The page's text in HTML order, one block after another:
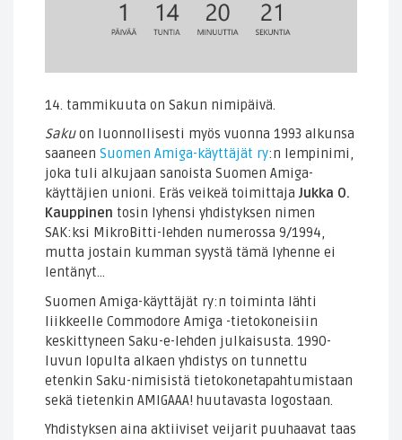
14. tammikuuta on Sakun nimipäivä.
Sakuon luonnollisesti myös vuonna 1993 alkunsa
saaneen Suomen Amiga-käyttäjät ry:n lempinimi,
joka tuli alkujaan sanoista Suomen Amiga-
käyttäjien unioni. Eräs veikeä toimittaja Jukka O.
Kauppinen tosin lyhensi yhdistyksen nimen
SAK:ksi MikroBitti-lehden numerossa 9/1994,
mutta jostain kumman syystä tämä lyhenne ei
lentänyt…
Suomen Amiga-käyttäjät ry:n toiminta lähti
liikkeelle Commodore Amiga -tietokoneisiin
keskittyneen Saku-e-lehden julkaisusta. 1990-
luvun lopulta alkaen yhdistys on tunnettu
etenkin Saku-nimisistä tietokonetapahtumistaan
sekä tietenkin AMIGAAA! huutavasta logostaan.
Yhdistyksen aina aktiiviset veijarit puuhaavat taas